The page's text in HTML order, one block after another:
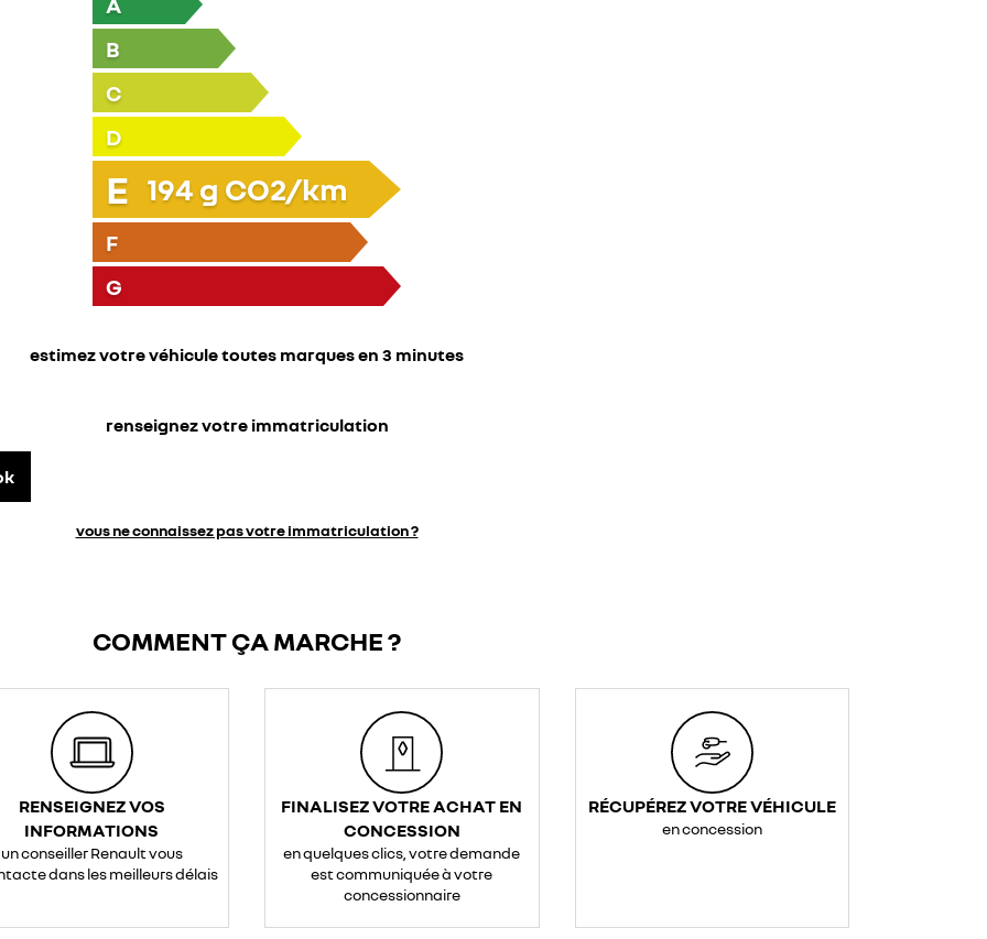
B
C
D
E 194 g CO2/km
F
G
estimez votre véhicule toutes marques en 3 minutes
renseignez votre immatriculation
vous ne connaissez pas votre immatriculation ?
COMMENT ÇA MARCHE ?
RENSEIGNEZ VOS
INFORMATIONS
un conseiller Renault vous
dans les meilleurs délais
FINALISEZ VOTRE ACHAT EN
CONCESSION
en quelques clics, votre demande
est communiquée à votre
concessionnaire
RÉCUPÉREZ VOTRE VÉHICULE
en concession